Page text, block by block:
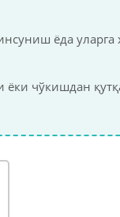
ёда
чўкишдан